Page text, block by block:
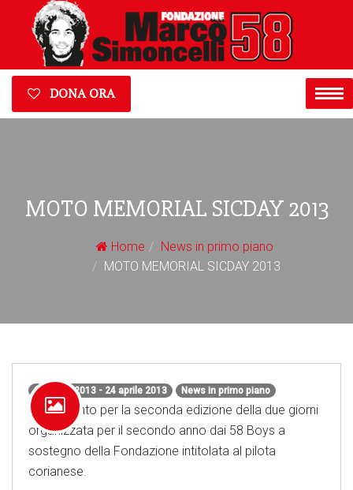
DONA ORA
MOTO MEMORIAL SICDAY 2013
Home
News in primo piano
MOTO MEMORIAL SICDAY 2013
24 aprile 2013 - 24 aprile 2013 News in primo piano
Tutto pronto per la seconda edizione della due giorni
organizzata per il secondo anno dai 58 Boys a
sostegno della Fondazione intitolata al pilota
corianese.